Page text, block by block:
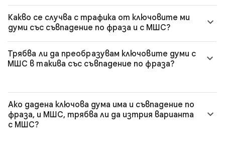
Какво се случва с трафика от ключовите ми
думи със съвпадение по фраза и с МШС?
Трябва ли да преобразувам ключовите думи с
МШС в такива със съвпадение по фраза?
Ако дадена ключова дума има и съвпадение по
фраза, и МШС, трябва ли да изтрия варианта
с МШС?